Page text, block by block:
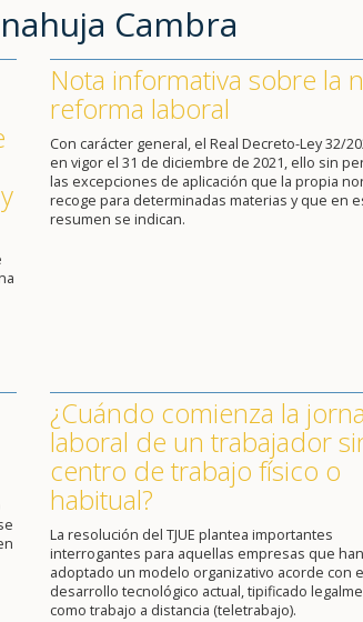
Cambra
Nota informativa sobre la
reforma laboral
Con carácter general, el Real Decreto-Ley 32/
en vigor el 31 de diciembre de 2021, ello sin
las excepciones de aplicación que la propia
recoge para determinadas materias y que en
resumen se indican.
¿Cuándo comienza la
laboral de un trabajador
centro de trabajo físico o
habitual?
La resolución del TJUE plantea importantes
interrogantes para aquellas empresas que han
adoptado un modelo organizativo acorde con
desarrollo tecnológico actual, tipificado
como trabajo a distancia (teletrabajo).